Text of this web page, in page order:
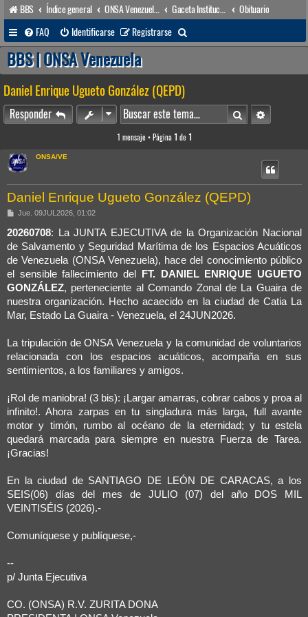
BBS Índice general ONSA Venezuela (acceso público)
Obituario
FAQ
Identificarse Registrarse
u
a
r
BBS | ONSA Venezuela
Daniel Enrique Ugueto González (QEPD)
Responder BuscarBúsqueda
1 mensaje • Página 1 de 1
ONSA/VE
Daniel Enrique Ugueto González (QEPD)
M
n
a
j
e
Jue. 09JUL2026, 01:02
20260708: La JUNTA EJECUTIVA de la Organización Nacional
de Salvamento y Seguridad Marítima de los Espacios Acuáticos
de Venezuela (ONSA Venezuela), hace del conocimiento público
el sensible fallecimiento del
FT. DANIEL ENRIQUE UGUETO
GONZÁLEZ, perteneciente al Comando Zonal de La Guaira de
nuestra organización. Hecho acaecido en la ciudad de Catia La
Mar, Estado La Guaira - Venezuela, el 24JUN2026.
La tripulación de ONSA Venezuela y la comunidad de voluntarios
relacionada con los espacios acuáticos, acompaña en sus
sentimientos, a los familiares y amigos.
¡Rol de maniobra! (3 bis): ¡Largar amarras, cobrar cabos y proa al
infinito!. Ahora zarpas en tu singladura más larga, full avante
motor y timón, rumbo al océano de la eternidad; y tu estela
quedará marcada para siempre en nuestra Fuerza de Tarea.
¡Gracias!
En la ciudad de SANTIAGO DE LEÓN DE CARACAS, a los
SEIS(06) días del mes de JULIO (07) del año DOS MIL
VEINTISÉIS (2026).-
Comuníquese y publíquese,-
--
p/ Junta Ejecutiva
CO. (ONSA) R.V. ZURITA DONA